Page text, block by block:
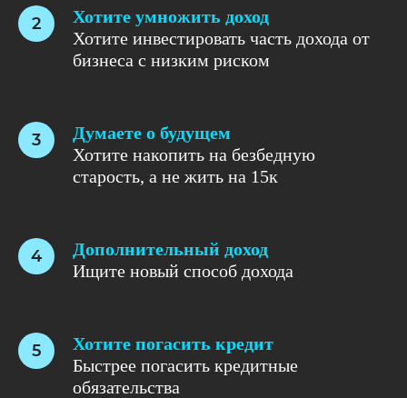
Хотите умножить доход
Хотите инвестировать часть дохода от
бизнеса с низким риском
Думаете о будущем
Хотите накопить на безбедную
старость, а не жить на 15к
Дополнительный доход
Ищите новый способ дохода
Хотите погасить кредит
Быстрее погасить кредитные
обязательства